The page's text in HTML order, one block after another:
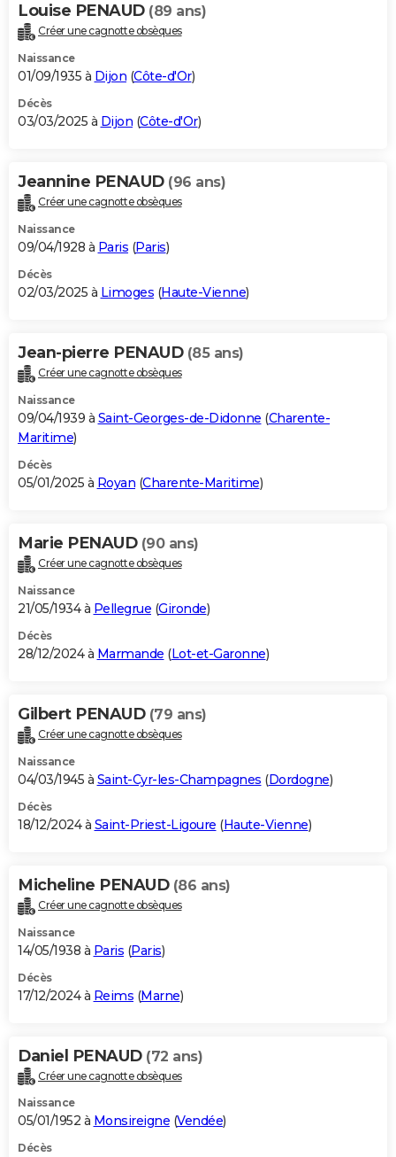
Louise PENAUD (89 ans)
Créer une cagnotte obsèques
Naissance
01/09/1935 à Dijon (Côte-d'Or)
Décès
03/03/2025 à Dijon (Côte-d'Or)
Jeannine PENAUD (96 ans)
Créer une cagnotte obsèques
Naissance
09/04/1928 à Paris (Paris)
Décès
02/03/2025 à Limoges (Haute-Vienne)
Jean-pierre PENAUD (85 ans)
Créer une cagnotte obsèques
Naissance
09/04/1939 à Saint-Georges-de-Didonne (Charente-
Maritime)
Décès
05/01/2025 à Royan (Charente-Maritime)
Marie PENAUD (90 ans)
Créer une cagnotte obsèques
Naissance
21/05/1934 à Pellegrue (Gironde)
Décès
28/12/2024 à Marmande (Lot-et-Garonne)
Gilbert PENAUD (79 ans)
Créer une cagnotte obsèques
Naissance
04/03/1945 à Saint-Cyr-les-Champagnes (Dordogne)
Décès
18/12/2024 à Saint-Priest-Ligoure (Haute-Vienne)
Micheline PENAUD (86 ans)
Créer une cagnotte obsèques
Naissance
14/05/1938 à Paris (Paris)
Décès
17/12/2024 à Reims (Marne)
Daniel PENAUD (72 ans)
Créer une cagnotte obsèques
Naissance
05/01/1952 à Monsireigne (Vendée)
Décès